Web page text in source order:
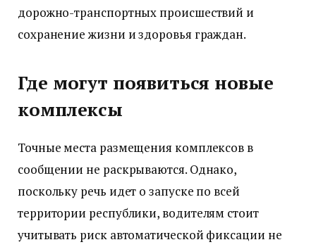
дорожно-транспортных происшествий и
сохранение жизни и здоровья граждан.
Где могут появиться новые
комплексы
Точные места размещения комплексов в
сообщении не раскрываются. Однако,
поскольку речь идет о запуске по всей
территории республики, водителям стоит
учитывать риск автоматической фиксации не